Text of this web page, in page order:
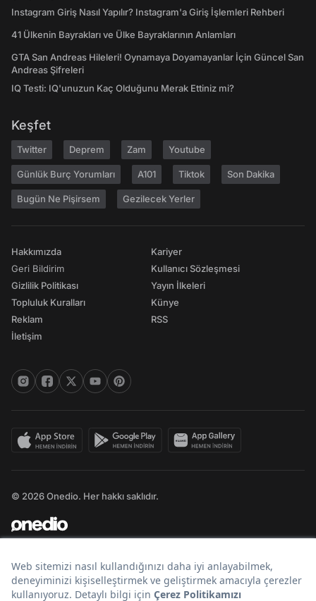
Instagram Giriş Nasıl Yapılır? Instagram'a Giriş İşlemleri Rehberi
41 Ülkenin Bayrakları ve Ülke Bayraklarının Anlamları
GTA San Andreas Hileleri! Oynamaya Doyamayanlar İçin Güncel San
Andreas Şifreleri
IQ Testi: IQ'unuzun Kaç Olduğunu Merak Ettiniz mi?
Keşfet
Twitter Deprem Zam Youtube
Günlük Burç Yorumları A101 Tiktok Son Dakika
Bugün Ne Pişirsem Gezilecek Yerler
Hakkımızda
Geri Bildirim
Gizlilik Politikası
Topluluk Kuralları
Reklam
İletişim
Kariyer
Kullanıcı Sözleşmesi
Yayın İlkeleri
Künye
RSS
© 2026 Onedio. Her hakkı saklıdır.
Bir markasıdır.